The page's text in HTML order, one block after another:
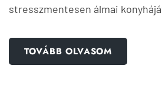
stresszmentesen álmai
TOVÁBB OLVASOM